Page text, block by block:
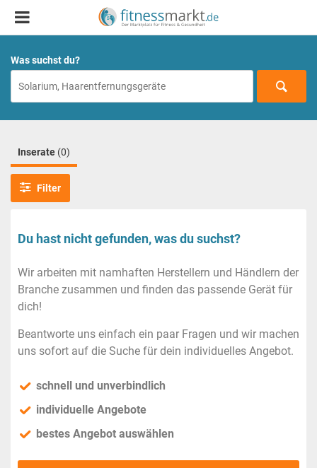
Was suchst du?
Inserate (0)
Filter
Du hast nicht gefunden, was du suchst?
Wir arbeiten mit namhaften Herstellern und Händlern der
Branche zusammen und finden das passende Gerät für
dich!
Beantworte uns einfach ein paar Fragen und wir machen
uns sofort auf die Suche für dein individuelles Angebot.
schnell und unverbindlich
individuelle Angebote
bestes Angebot auswählen